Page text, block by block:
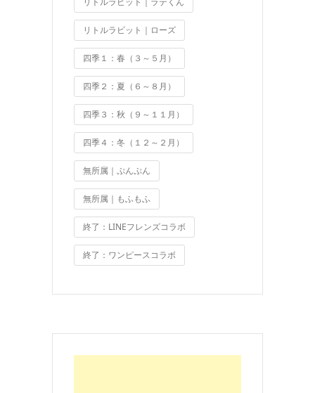
リトルラビット｜ローズ
四季１：春（３～５月）
四季２：夏（６～８月）
四季３：秋（９～１１月）
四季４：冬（１２～２月）
無所属｜ぷんぷん
無所属｜もふもふ
終了：LINEフレンズコラボ
終了：ワンピースコラボ